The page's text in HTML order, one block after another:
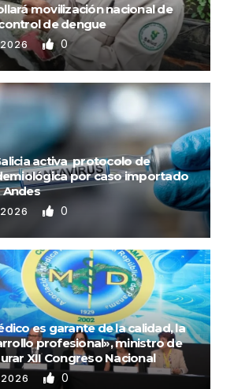
movilización nacional de
de dengue
0
activa protocolo de
por caso importado
0
es garante de la calidad, la
profesional», ministro de
XII Congreso Nacional
0